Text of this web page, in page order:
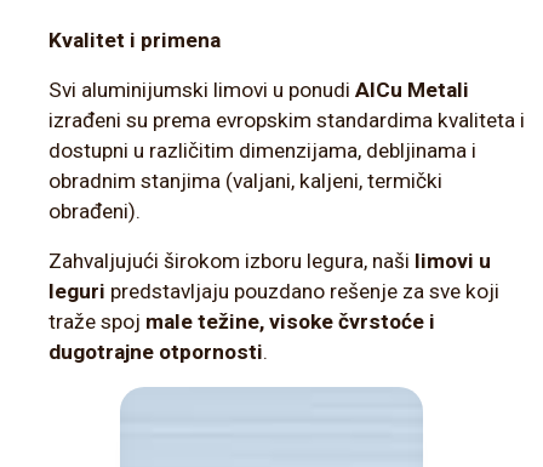
Kvalitet i primena
Svi aluminijumski limovi u ponudi AlCu Metali
izrađeni su prema evropskim standardima kvaliteta i
dostupni u različitim dimenzijama, debljinama i
obradnim stanjima (valjani, kaljeni, termički
obrađeni).
Zahvaljujući širokom izboru legura, naši limovi u
leguri predstavljaju pouzdano rešenje za sve koji
traže spoj male težine, visoke čvrstoće i
dugotrajne otpornosti.